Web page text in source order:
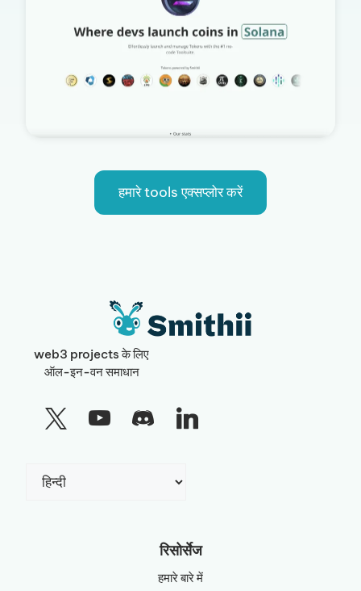
हमारे tools एक्सप्लोर करें
web3 projects के लिए
ऑल-इन-वन समाधान
भाषा
रिसोर्सेज
हमारे बारे में